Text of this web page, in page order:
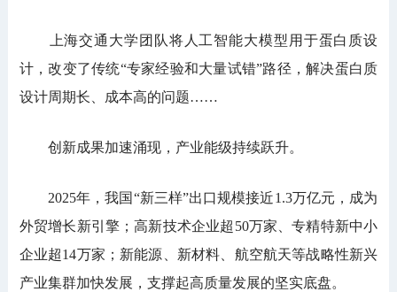
上海交通大学团队将人工智能大模型用于蛋白质设
计，改变了传统“专家经验和大量试错”路径，解决蛋白质
设计周期长、成本高的问题……
创新成果加速涌现，产业能级持续跃升。
2025年，我国“新三样”出口规模接近1.3万亿元，成为
外贸增长新引擎；高新技术企业超50万家、专精特新中小
企业超14万家；新能源、新材料、航空航天等战略性新兴
产业集群加快发展，支撑起高质量发展的坚实底盘。